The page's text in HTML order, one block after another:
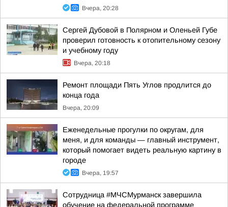
Вчера, 20:28
Сергей Дубовой в Полярном и Оленьей Губе
проверил готовность к отопительному сезону
и учебному году
Вчера, 20:18
Ремонт площади Пять Углов продлится до
конца года
Вчера, 20:09
Еженедельные прогулки по округам, для
меня, и для команды — главный инструмент,
который помогает видеть реальную картину в
городе
Вчера, 19:57
Сотрудница #МЧСМурманск завершила
обучение на федеральной программе